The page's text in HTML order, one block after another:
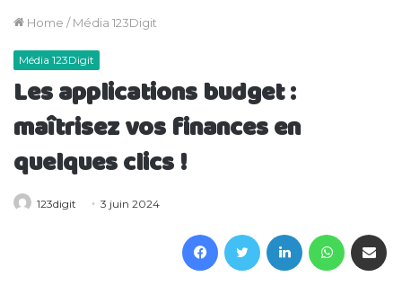
Home / Média 123Digit
Média 123Digit
Les applications budget :
maîtrisez vos finances en
quelques clics !
123digit 3 juin 2024
FacebookTwitter LinkedIn